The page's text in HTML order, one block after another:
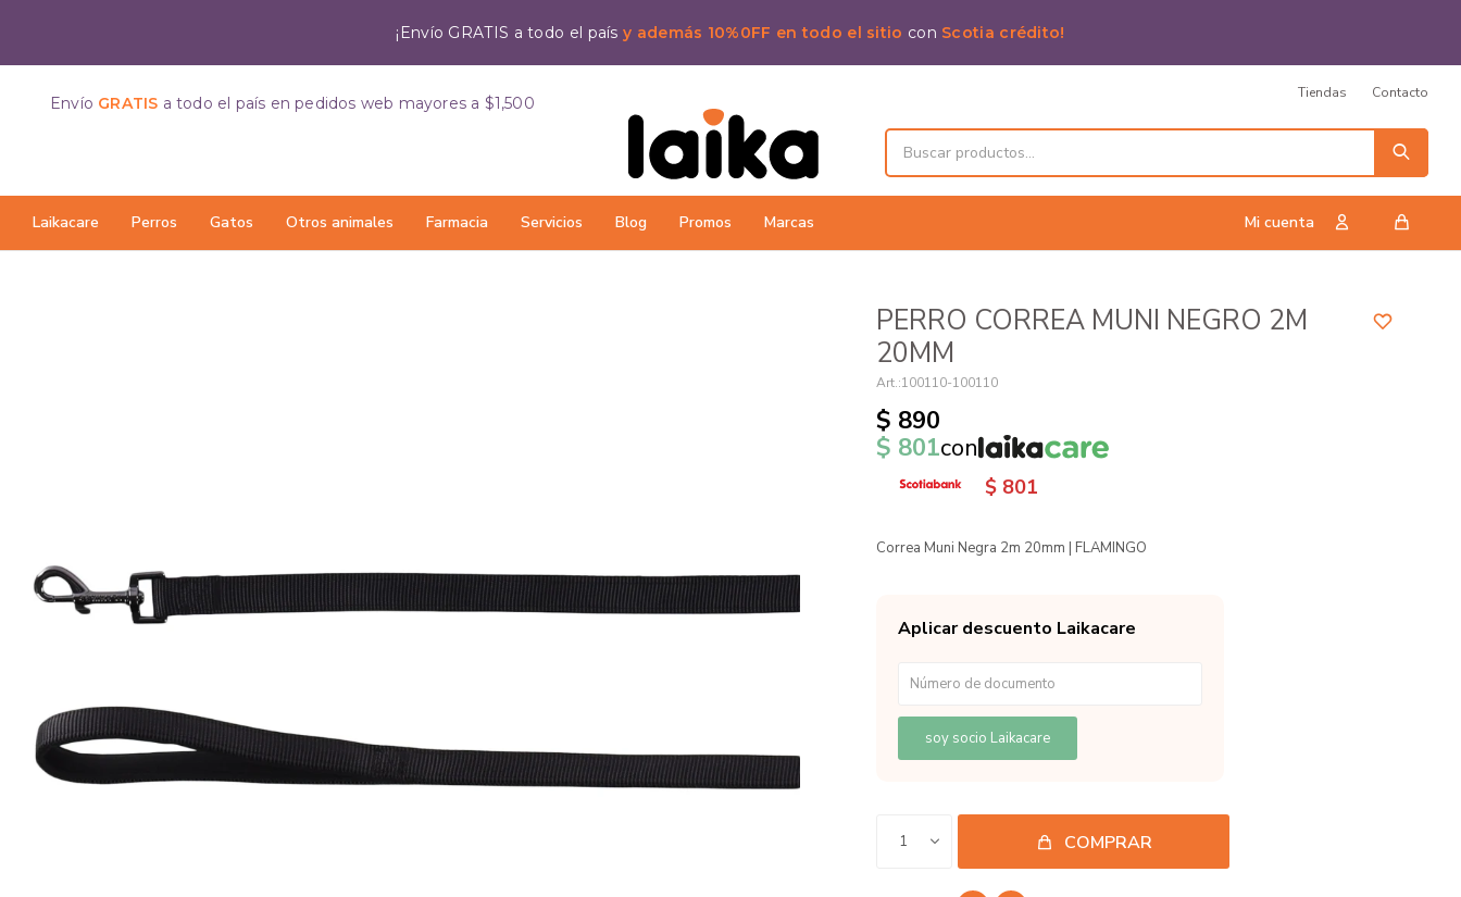
¡Envío GRATIS a todo el paísy además 10%0FF en todo el sitio con Scotia crédito!
Laikacare Perros Gatos Otros animales Farmacia Servicios Blog Promos Marcas
Envío GRATIS a todo el país en pedidos web mayores a $1,500
Tiendas Contacto
PERRO CORREA MUNI NEGRO 2M
20MM
100110-100110
$ 890
$ 801con
$ 801
Correa Muni Negra 2m 20mm | FLAMINGO
Aplicar descuento Laikacare
soy socio Laikacare
1 COMPRAR